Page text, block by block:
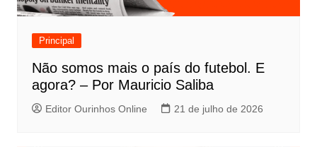
Principal
Não somos mais o país do futebol. E
agora? – Por Mauricio Saliba
Editor Ourinhos Online 21 de julho de 2026